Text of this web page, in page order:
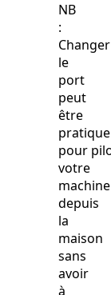
NB
:
Changer
le
port
peut
être
pratique
pour
votre
machine
depuis
la
maison
sans
avoir
à